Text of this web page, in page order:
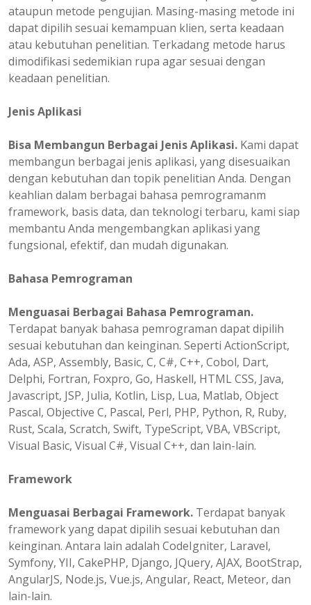
ataupun metode pengujian. Masing-masing metode ini
dapat dipilih sesuai kemampuan klien, serta keadaan
atau kebutuhan penelitian. Terkadang metode harus
dimodifikasi sedemikian rupa agar sesuai dengan
keadaan penelitian.
Jenis Aplikasi
Bisa Membangun Berbagai Jenis Aplikasi. Kami dapat
membangun berbagai jenis aplikasi, yang disesuaikan
dengan kebutuhan dan topik penelitian Anda. Dengan
keahlian dalam berbagai bahasa pemrogramanm
framework, basis data, dan teknologi terbaru, kami siap
membantu Anda mengembangkan aplikasi yang
fungsional, efektif, dan mudah digunakan.
Bahasa Pemrograman
Menguasai Berbagai Bahasa Pemrograman.
Terdapat banyak bahasa pemrograman dapat dipilih
sesuai kebutuhan dan keinginan. Seperti ActionScript,
Ada, ASP, Assembly, Basic, C, C#, C++, Cobol, Dart,
Delphi, Fortran, Foxpro, Go, Haskell, HTML CSS, Java,
Javascript, JSP, Julia, Kotlin, Lisp, Lua, Matlab, Object
Pascal, Objective C, Pascal, Perl, PHP, Python, R, Ruby,
Rust, Scala, Scratch, Swift, TypeScript, VBA, VBScript,
Visual Basic, Visual C#, Visual C++, dan lain-lain.
Framework
Menguasai Berbagai Framework. Terdapat banyak
framework yang dapat dipilih sesuai kebutuhan dan
keinginan. Antara lain adalah CodeIgniter, Laravel,
Symfony, YII, CakePHP, Django, JQuery, AJAX, BootStrap,
AngularJS, Node.js, Vue.js, Angular, React, Meteor, dan
lain-lain.